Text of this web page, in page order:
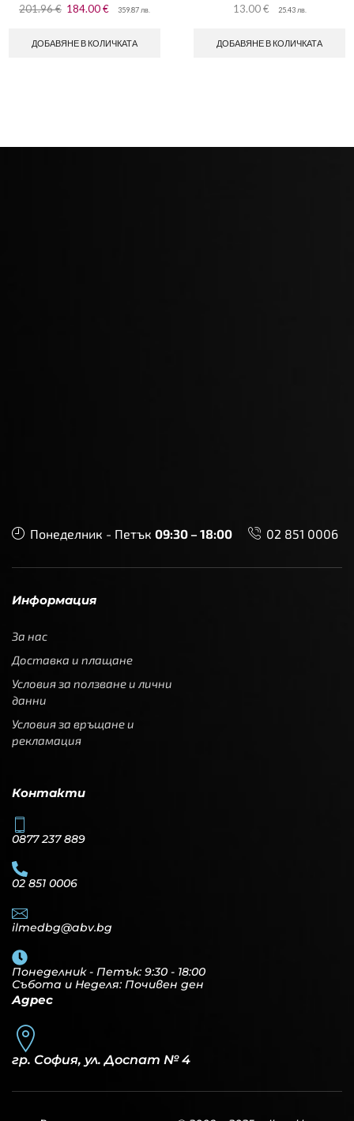
201.96€ 184.00€ 359.87 лв.
ДОБАВЯНЕ В КОЛИЧКАТА
13.00€ 25.43 лв.
ДОБАВЯНЕ В КОЛИЧКАТА
Понеделник - Петък 09:30 – 18:00 02 851 0006
Информация
За нас
Доставка и плащане
Условия за ползване и лични
данни
Условия за връщане и
рекламация
Контакти
0877 237 889
02 851 0006
ilmedbg@abv.bg
Понеделник - Петък: 9:30 - 18:00
Събота и Неделя: Почивен ден
Адрес
гр. София, ул. Доспат № 4